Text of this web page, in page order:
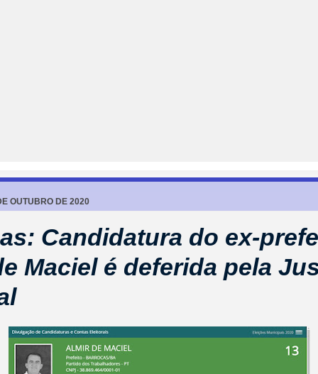
OUTUBRO DE 2020
Candidatura do ex-
Maciel é deferida pela